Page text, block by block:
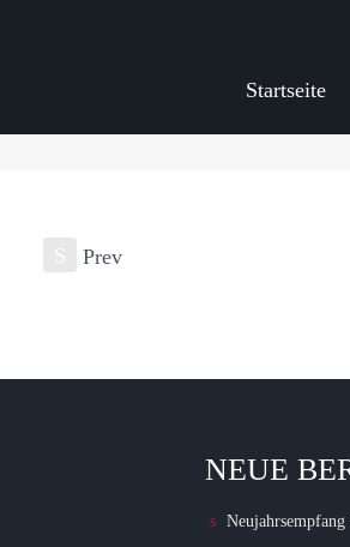
Startseite
Prev
NEUE
Neujahrsempfang